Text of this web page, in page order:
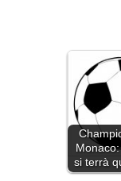
si terrà